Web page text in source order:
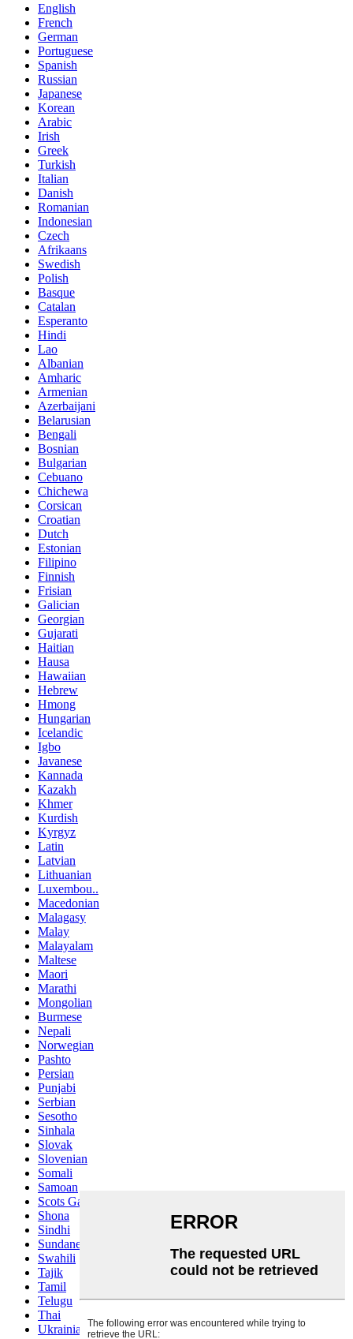
English
French
German
Portuguese
Spanish
Russian
Japanese
Korean
Arabic
Irish
Greek
Turkish
Italian
Danish
Romanian
Indonesian
Czech
Afrikaans
Swedish
Polish
Basque
Catalan
Esperanto
Hindi
Lao
Albanian
Amharic
Armenian
Azerbaijani
Belarusian
Bengali
Bosnian
Bulgarian
Cebuano
Chichewa
Corsican
Croatian
Dutch
Estonian
Filipino
Finnish
Frisian
Galician
Georgian
Gujarati
Haitian
Hausa
Hawaiian
Hebrew
Hmong
Hungarian
Icelandic
Igbo
Javanese
Kannada
Kazakh
Khmer
Kurdish
Kyrgyz
Latin
Latvian
Lithuanian
Luxembou..
Macedonian
Malagasy
Malay
Malayalam
Maltese
Maori
Marathi
Mongolian
Burmese
Nepali
Norwegian
Pashto
Persian
Punjabi
Serbian
Sesotho
Sinhala
Slovak
Slovenian
Somali
Samoan
Scots Gaelic
Shona
Sindhi
Sundanese
Swahili
Tajik
Tamil
Telugu
Thai
Ukrainian